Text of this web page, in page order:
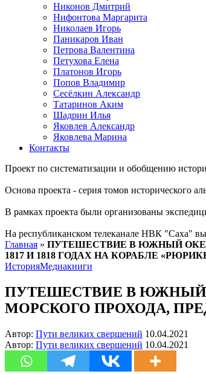
Никонов Дмитрий
Нифонтова Маргарита
Николаев Игорь
Паникаров Иван
Петрова Валентина
Петухова Елена
Платонов Игорь
Попов Владимир
Сесёлкин Александр
Татаринов Аким
Шадрин Илья
Яковлев Александр
Яковлева Марина
Контакты
Проект по систематизации и обобщению
Основа проекта - серия томов исторического
В рамках проекта были организованы
На республиканском телеканале НВК "Саха"
Главная » ПУТЕШЕСТВИЕ В ЮЖНЫЙ
1817 И 1818 ГОДАХ НА КОРАБЛЕ
ИсторияМедиакниги
ПУТЕШЕСТВИЕ В ЮЖНЫЙ
МОРСКОГО ПРОХОДА,
Автор: Пути великих свершений 10.04.2021
Автор: Пути великих свершений 10.04.2021